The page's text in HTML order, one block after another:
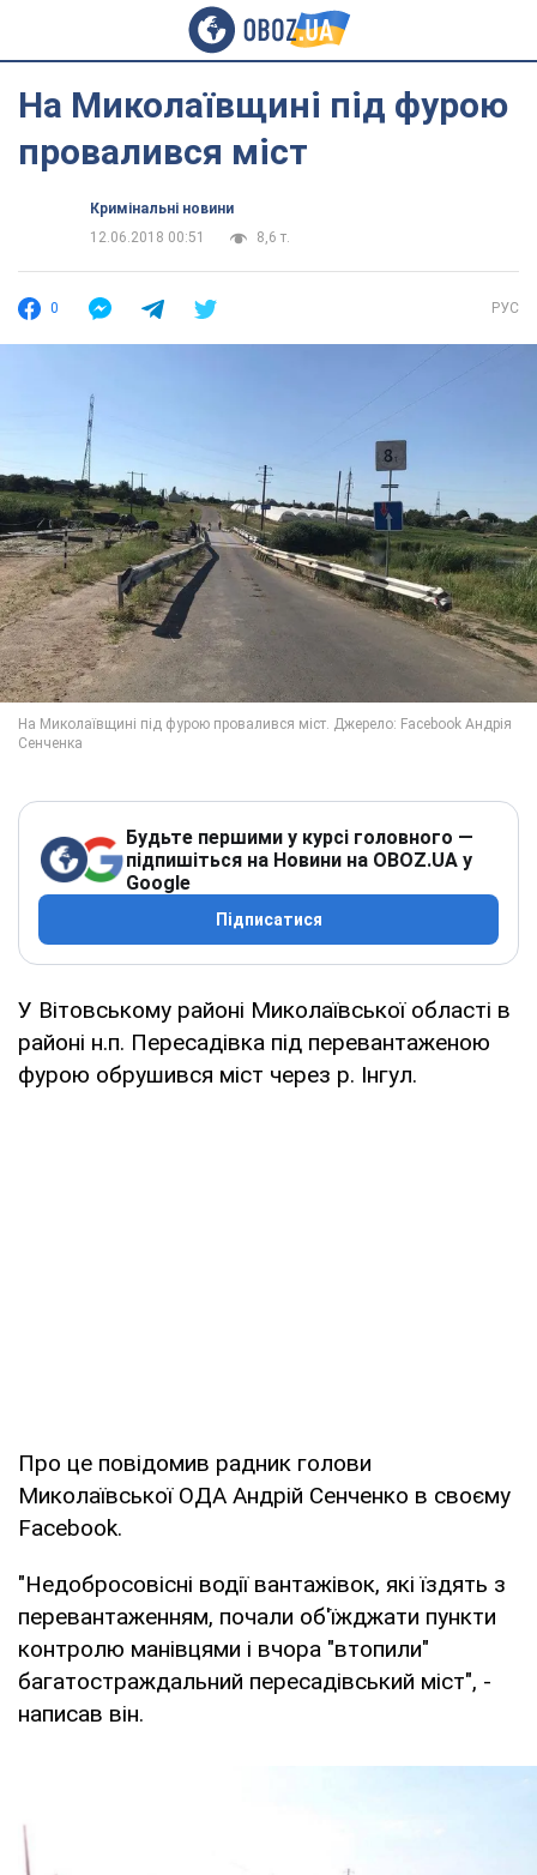
На Миколаївщині під фурою
провалився міст
Кримінальні новини
12.06.2018 00:51
8,6 т.
0 РУС
Будьте першими у курсі головного —
підпишіться на Новини на OBOZ.UA у
Google
Підписатися
У Вітовському районі Миколаївської області в
районі н.п. Пересадівка під перевантаженою
фурою обрушився міст через р. Інгул.
Про це повідомив радник голови
Миколаївської ОДА Андрій Сенченко в своєму
Facebook.
"Недобросовісні водії вантажівок, які їздять з
перевантаженням, почали об'їжджати пункти
контролю манівцями і вчора "втопили"
багатостраждальний пересадівський міст", -
написав він.